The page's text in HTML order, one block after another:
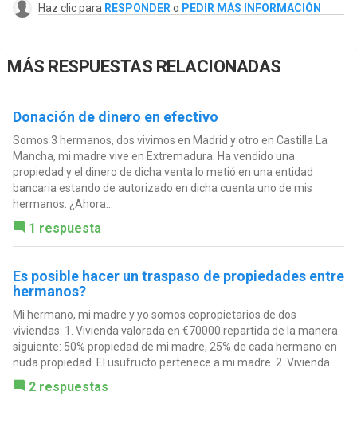
Haz clic para RESPONDER o PEDIR MÁS INFORMACIÓN
MÁS RESPUESTAS RELACIONADAS
Donación de dinero en efectivo
Somos 3 hermanos, dos vivimos en Madrid y otro en Castilla La
Mancha, mi madre vive en Extremadura. Ha vendido una
propiedad y el dinero de dicha venta lo metió en una entidad
bancaria estando de autorizado en dicha cuenta uno de mis
hermanos. ¿Ahora...
1 respuesta
Es posible hacer un traspaso de propiedades entre
hermanos?
Mi hermano, mi madre y yo somos copropietarios de dos
viviendas: 1. Vivienda valorada en €70000 repartida de la manera
siguiente: 50% propiedad de mi madre, 25% de cada hermano en
nuda propiedad. El usufructo pertenece a mi madre. 2. Vivienda...
2 respuestas